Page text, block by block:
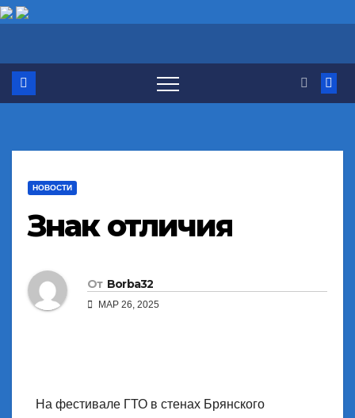
содержимому
НОВОСТИ
Знак отличия
От Borba32
МАР 26, 2025
На фестивале ГТО в стенах Брянского